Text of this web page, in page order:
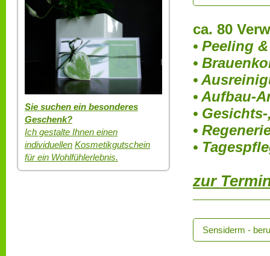
Sie suchen ein besonderes
Geschenk?
Ich gestalte Ihnen einen
individuellen Kosmetikgutschein
für ein Wohlfühlerlebnis.
ca. 80
• Peeling
•
•
• Aufbau-
•
•
•
zur
Sensiderm -